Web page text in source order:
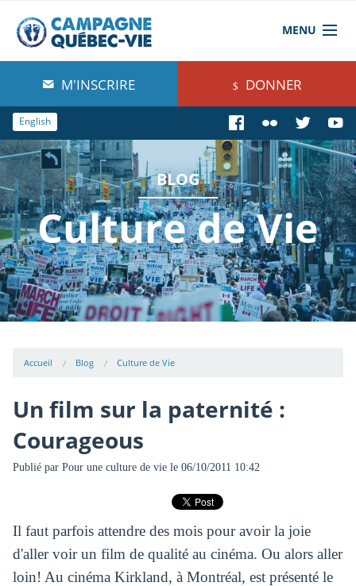
MENU
À propos de nous
Blog
Comprendre
Agir
Boutique
M'INSCRIRE DONNER
English
BLOG
Culture de Vie
Accueil Blog Culture de Vie
Un film sur la paternité :
Courageous
Publié par Pour une culture de viele 06/10/2011 10:42
Il faut parfois attendre des mois pour avoir la joie
d'aller voir un film de qualité au cinéma. Ou alors aller
loin! Au cinéma Kirkland, à Montréal, est présenté le